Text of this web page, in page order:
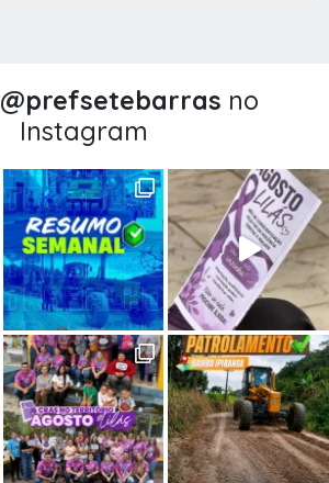
@‌prefsetebarras no
Instagram